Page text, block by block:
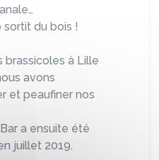
sortit du bois !
à Lille
avons
et peaufiner nos
a ensuite été
juillet 2019.